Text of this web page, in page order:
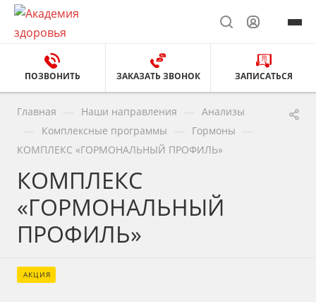
ПОЗВОНИТЬ ЗАКАЗАТЬ ЗВОНОК ЗАПИСАТЬСЯ
Главная Наши направления Анализы
Комплексные программы Гормоны
КОМПЛЕКС «ГОРМОНАЛЬНЫЙ ПРОФИЛЬ»
КОМПЛЕКС
«ГОРМОНАЛЬНЫЙ
ПРОФИЛЬ»
АКЦИЯ